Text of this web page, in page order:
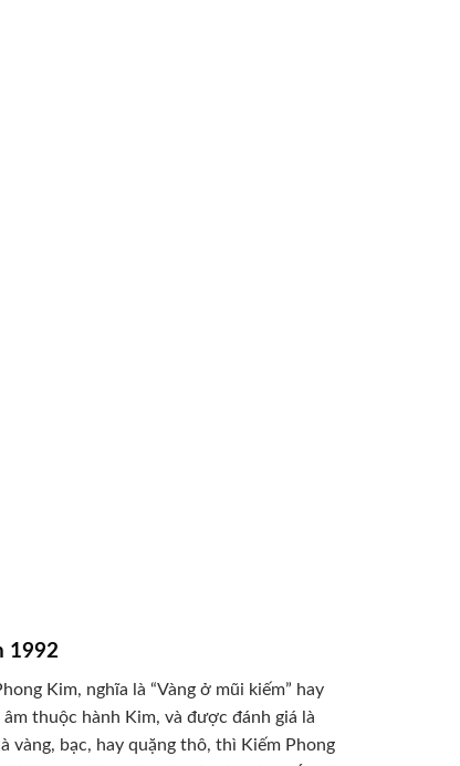
1992
Kim, nghĩa là “Vàng ở mũi kiếm” hay
thuộc hành Kim, và được đánh giá là
vàng, bạc, hay quặng thô, thì Kiếm Phong